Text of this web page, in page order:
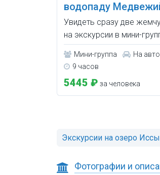
водопаду
Увидеть сразу две
на экскурсии в мини-
Мини-группа
На
9 часов
5445 ₽ за человека
Экскурсии на озеро
Фотографии и